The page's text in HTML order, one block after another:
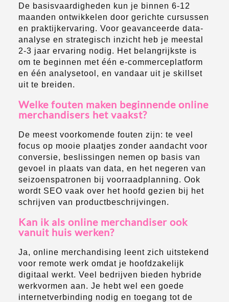
De basisvaardigheden kun je binnen 6-12
maanden ontwikkelen door gerichte cursussen
en praktijkervaring. Voor geavanceerde data-
analyse en strategisch inzicht heb je meestal
2-3 jaar ervaring nodig. Het belangrijkste is
om te beginnen met één e-commerceplatform
en één analysetool, en vandaar uit je skillset
uit te breiden.
Welke fouten maken beginnende online
merchandisers het vaakst?
De meest voorkomende fouten zijn: te veel
focus op mooie plaatjes zonder aandacht voor
conversie, beslissingen nemen op basis van
gevoel in plaats van data, en het negeren van
seizoenspatronen bij voorraadplanning. Ook
wordt SEO vaak over het hoofd gezien bij het
schrijven van productbeschrijvingen.
Kan ik als online merchandiser ook
vanuit huis werken?
Ja, online merchandising leent zich uitstekend
voor remote werk omdat je hoofdzakelijk
digitaal werkt. Veel bedrijven bieden hybride
werkvormen aan. Je hebt wel een goede
internetverbinding nodig en toegang tot de